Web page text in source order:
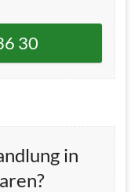
30
in